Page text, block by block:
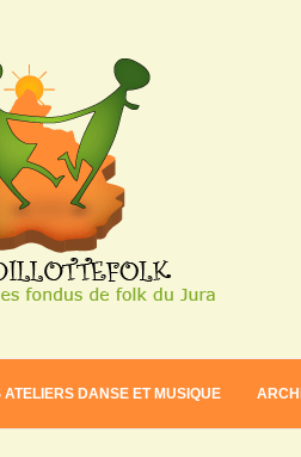
ATELIERS DANSE ET MUSIQUE